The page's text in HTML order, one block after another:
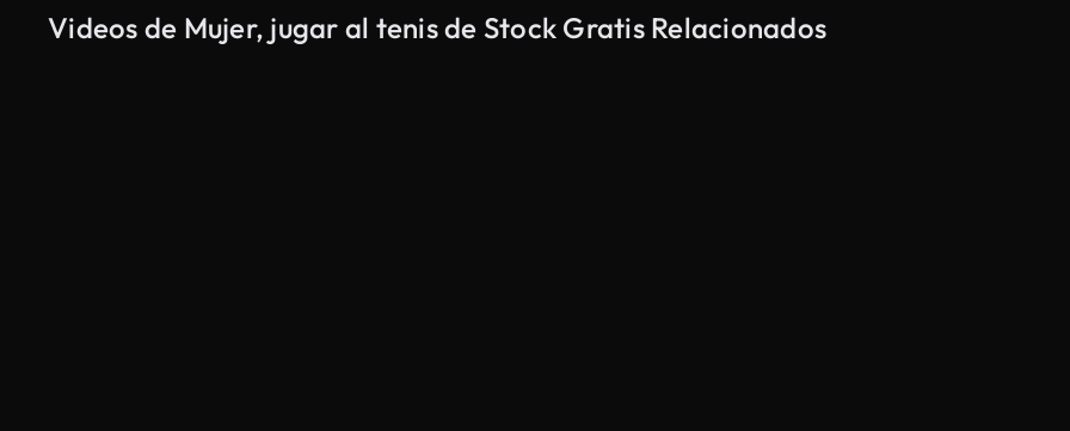
Videos de Mujer, jugar al tenis de Stock Gratis Relacionados